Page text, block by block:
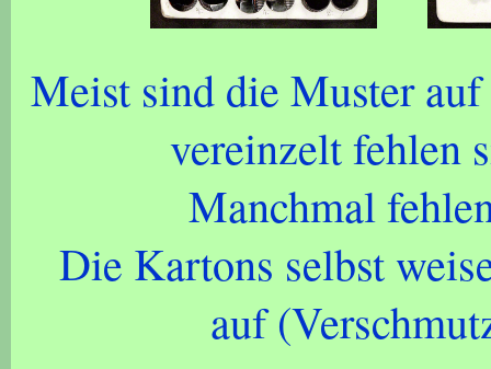
Meist sind die Muster
vereinzelt fehlen
Manchmal
Die Kartons selbst
auf